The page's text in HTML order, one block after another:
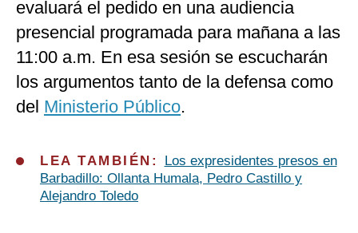
evaluará el pedido en una audiencia
presencial programada para mañana a las
11:00 a.m. En esa sesión se escucharán
los argumentos tanto de la defensa como
del Ministerio Público.
LEA TAMBIÉN:
Los expresidentes presos en
Barbadillo: Ollanta Humala, Pedro Castillo y
Alejandro Toledo